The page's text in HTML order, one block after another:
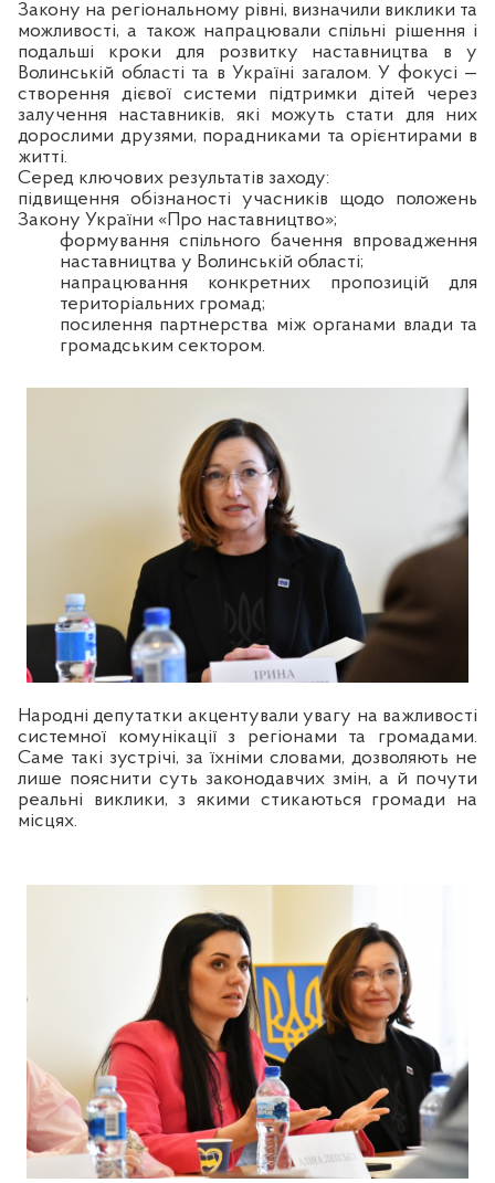
Закону на регіональному рівні, визначили виклики та
можливості, а також напрацювали спільні рішення і
подальші кроки для розвитку наставництва в у
Волинській області та в Україні загалом. У фокусі —
створення дієвої системи підтримки дітей через
залучення наставників, які можуть стати для них
дорослими друзями, порадниками та орієнтирами в
житті.
Серед ключових результатів заходу:
підвищення обізнаності учасників щодо положень
Закону України «Про наставництво»;
формування спільного бачення впровадження
наставництва у Волинській області;
напрацювання конкретних пропозицій для
територіальних громад;
посилення партнерства між органами влади та
громадським сектором.
Народні депутатки акцентували увагу на важливості
системної комунікації з регіонами та громадами.
Саме такі зустрічі, за їхніми словами, дозволяють не
лише пояснити суть законодавчих змін, а й почути
реальні виклики, з якими стикаються громади на
місцях.